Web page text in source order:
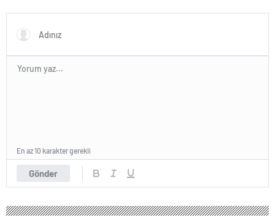
açıklamalarda bulundu
Gönder
En az 10 karakter gerekli